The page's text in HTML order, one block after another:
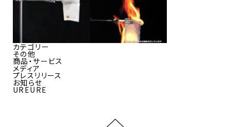
カテゴリー
その他
商品・サービス
メディア
プレスリリース
お知らせ
UREURE